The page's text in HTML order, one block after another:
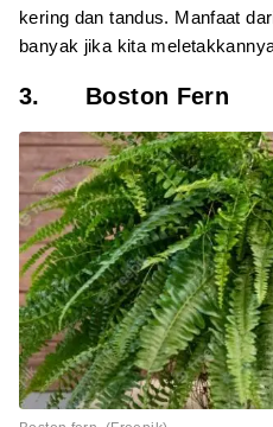
kering dan tandus. Manfaat
banyak jika kita
3. Boston Fern